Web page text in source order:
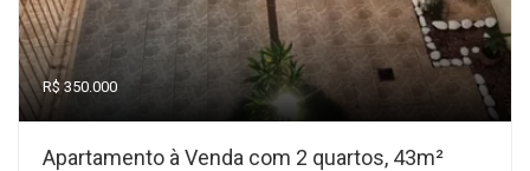
R$ 350.000
Apartamento à Venda com 2 quartos, 43m²